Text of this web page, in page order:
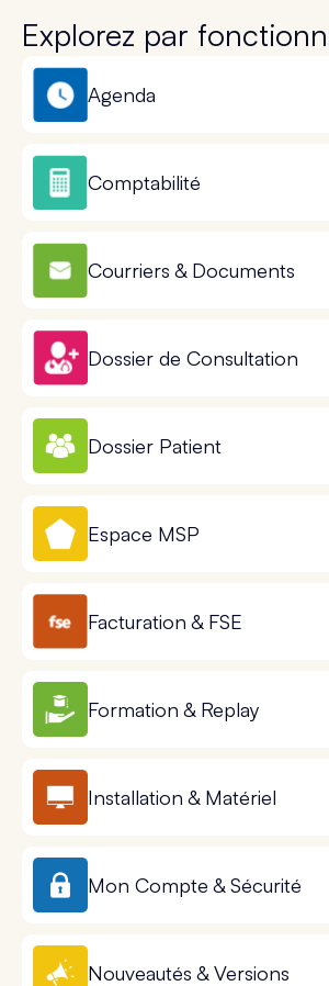
Explorez par
Agenda
Comptabilité
Courriers & Documents
Dossier de Consultation
Dossier Patient
Espace MSP
Facturation & FSE
Formation & Replay
Installation & Matériel
Mon Compte & Sécurité
Nouveautés & Versions